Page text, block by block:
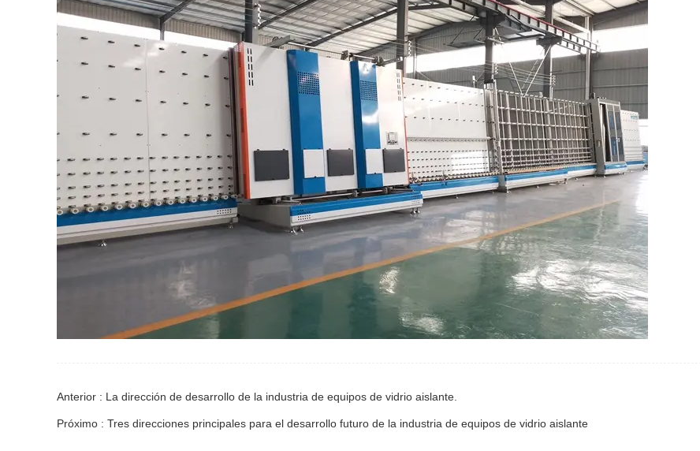
Anterior : La dirección de desarrollo de la industria de equipos de vidrio aislante.
Próximo : Tres direcciones principales para el desarrollo futuro de la industria de equipos de vidrio aislante